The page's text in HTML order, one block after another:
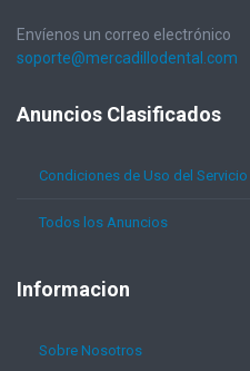
Envíenos un correo electrónico
soporte@mercadillodental.com
Anuncios Clasificados
Condiciones de Uso del Servicio
Todos los Anuncios
Informacion
Sobre Nosotros